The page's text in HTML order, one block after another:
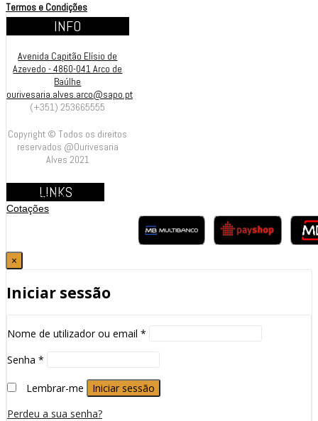
Termos e Condições
INFO
Avenida Capitão Elísio de
Azevedo - 4860-041 Arco de
Baúlhe
ourivesaria.alves.arco@sapo.pt
(+351) 253665555
Copyright © Todos os direitos
reservados @Ourivesaria
Alves 2021
LINKS
Contrastarias
Cotações
×
Iniciar sessão
Nome de utilizador ou email *
Senha *
Lembrar-me
Iniciar sessão
Perdeu a sua senha?